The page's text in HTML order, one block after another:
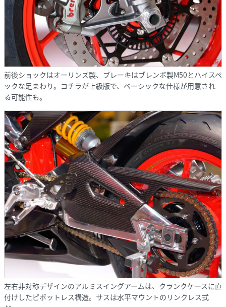
前後ショックはオーリンズ製、ブレーキはブレンボ製M50とハイスペ
ックな足まわり。コチラが上級版で、ベーシックな仕様が用意され
る可能性も。
左右非対称デザインのアルミスイングアームは、クランクケースに直
付けしたピボットレス構造。サスは水平マウントのリンクレス式